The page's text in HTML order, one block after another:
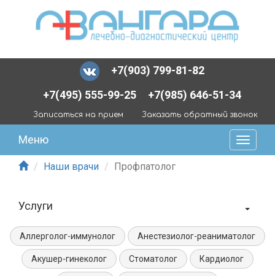
+7(903) 799-81-82
+7(495) 555-99-25
+7(985) 646-51-34
Записаться на прием Заказать обратный звонок
Меню
Наши врачи Профпатолог
Услуги
Аллерголог-иммунолог Анестезиолог-реаниматолог
Акушер-гинеколог Стоматолог Кардиолог